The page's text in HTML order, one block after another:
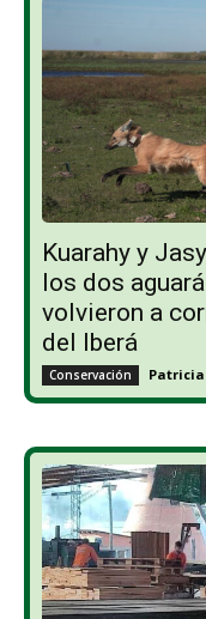
Kuarahy y
los dos
volvieron a
del Iberá
Conservación Patricia